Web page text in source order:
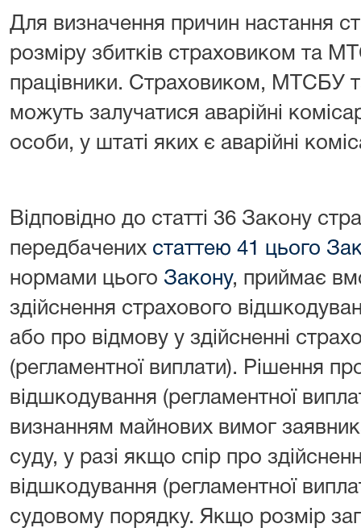
Для визначення причин настання
розміру збитків страховиком та
працівники. Страховиком, МТСБУ
можуть залучатися аварійні
особи, у штаті яких є аварійні
Відповідно до статті 36 Закону
передбачених статтею 41 цього
нормами цього Закону, приймає
здійснення страхового
або про відмову у здійсненні
(регламентної виплати). Рішення
відшкодування (регламентної
визнанням майнових вимог
суду, у разі якщо спір про
відшкодування (регламентної
судовому порядку. Якщо розмір